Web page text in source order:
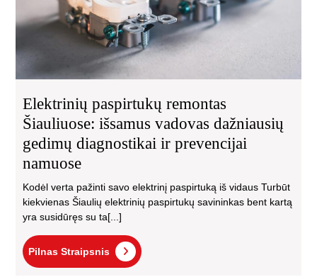
Elektrinių paspirtukų remontas
Šiauliuose: išsamus vadovas dažniausių
gedimų diagnostikai ir prevencijai
namuose
Kodėl verta pažinti savo elektrinį paspirtuką iš vidaus Turbūt
kiekvienas Šiaulių elektrinių paspirtukų savininkas bent kartą
yra susidūręs su ta[...]
Pilnas Straipsnis
Pilnas
Straipsnis